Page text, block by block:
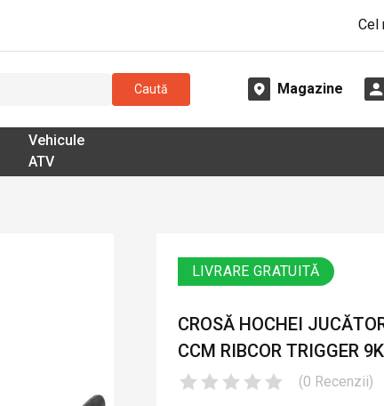
Cel
Caută Magazine
Vehicule
ATV
LIVRARE GRATUITĂ
CROSĂ HOCHEI
CCM RIBCOR TRIGGER
(0 Recenzii)